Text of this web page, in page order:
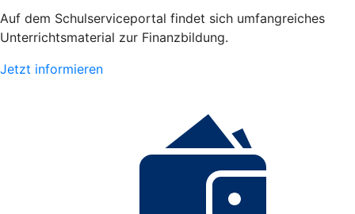
Auf dem Schulserviceportal findet sich umfangreiches
Unterrichtsmaterial zur Finanzbildung.
Jetzt informieren